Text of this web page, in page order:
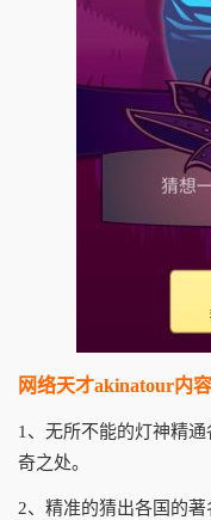
网络天才akinatour内
1、无所不能的灯神精
奇之处。
2、精准的猜出各国的